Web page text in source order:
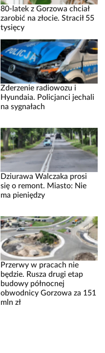
80-latek z Gorzowa chciał
zarobić na złocie. Stracił 55
tysięcy
Zderzenie radiowozu i
Hyundaia. Policjanci jechali
na sygnałach
Dziurawa Walczaka prosi
się o remont. Miasto: Nie
ma pieniędzy
Przerwy w pracach nie
będzie. Rusza drugi etap
budowy północnej
obwodnicy Gorzowa za 151
mln zł